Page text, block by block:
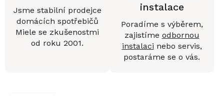
Jsme stabilní prodejce
domácích spotřebičů
Miele se zkušenostmi
od roku 2001.
instalace
Poradíme s výběrem,
zajistíme odbornou
instalaci nebo servis,
postaráme se o vás.